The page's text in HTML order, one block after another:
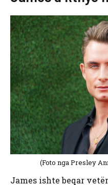
(Foto nga Presley
James ishte beqar